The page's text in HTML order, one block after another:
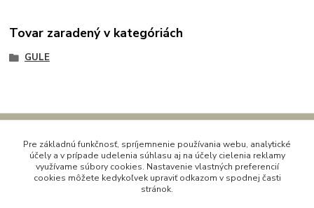
Tovar zaradený v kategóriách
GULE
Kontaktné údaje
Kornélia
Pre základnú funkčnosť, spríjemnenie používania webu, analytické
účely a v prípade udelenia súhlasu aj na účely cielenia reklamy
využívame súbory cookies. Nastavenie vlastných preferencií
cookies môžete kedykoľvek upraviť odkazom v spodnej časti
stránok.